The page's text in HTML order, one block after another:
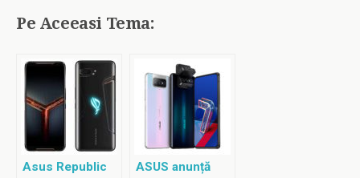
Pe Aceeasi Tema:
Asus Republic
ASUS anunță